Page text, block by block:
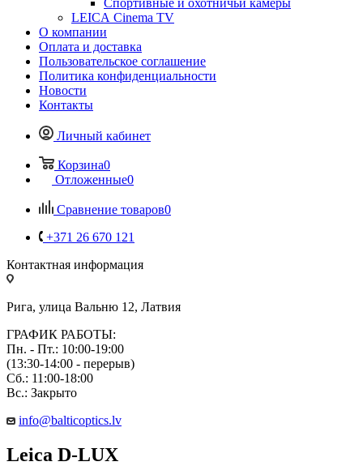
Спортивные и охотничьи камеры
LEICA Cinema TV
О компании
Оплата и доставка
Пользовательское соглашение
Политика конфиденциальности
Новости
Контакты
Личный кабинет
Корзина0
Отложенные0
Сравнение товаров0
+371 26 670 121
Контактная информация
Рига, улица Вальню 12, Латвия
ГРАФИК РАБОТЫ:
Пн. - Пт.: 10:00-19:00
(13:30-14:00 - перерыв)
Сб.: 11:00-18:00
Вс.: Закрыто
info@balticoptics.lv
Leica D-LUX